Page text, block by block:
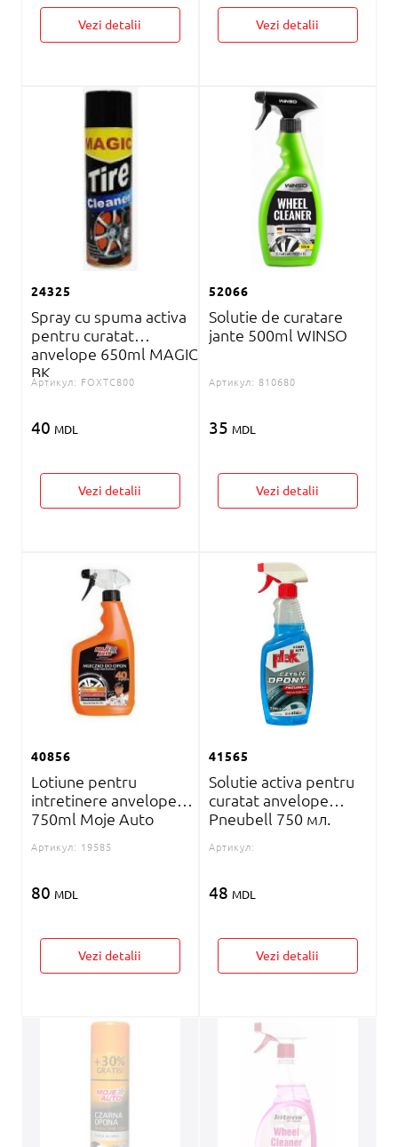
Vezi detalii Vezi detalii
24325
Spray cu spuma activa
pentru curatat
anvelope 650ml MAGIC
BK
Артикул: FOXTC800
40 MDL
Vezi detalii
52066
Solutie de curatare
jante 500ml WINSO
Артикул: 810680
35 MDL
Vezi detalii
40856
Lotiune pentru
intretinere anvelope
750ml Moje Auto
Артикул: 19585
80 MDL
Vezi detalii
41565
Solutie activa pentru
curatat anvelope
Pneubell 750 мл.
Артикул:
48 MDL
Vezi detalii